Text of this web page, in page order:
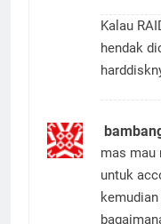
Kalau
hendak
mas
untuk
kemudian